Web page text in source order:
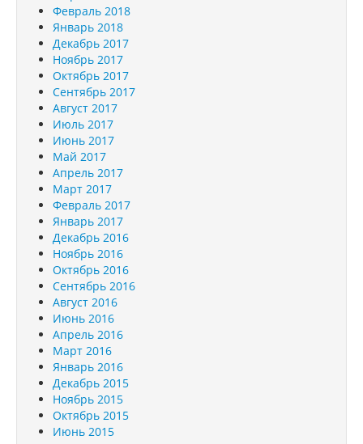
Февраль 2018
Январь 2018
Декабрь 2017
Ноябрь 2017
Октябрь 2017
Сентябрь 2017
Август 2017
Июль 2017
Июнь 2017
Май 2017
Апрель 2017
Март 2017
Февраль 2017
Январь 2017
Декабрь 2016
Ноябрь 2016
Октябрь 2016
Сентябрь 2016
Август 2016
Июнь 2016
Апрель 2016
Март 2016
Январь 2016
Декабрь 2015
Ноябрь 2015
Октябрь 2015
Июнь 2015